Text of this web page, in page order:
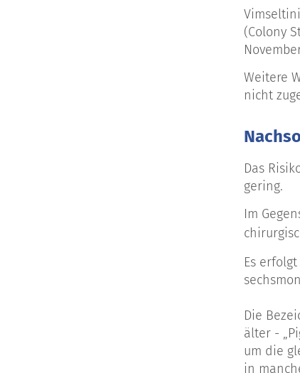
(Colony
Weitere
nicht
Das
gering.
Im
Es
Die
älter -
um die
in